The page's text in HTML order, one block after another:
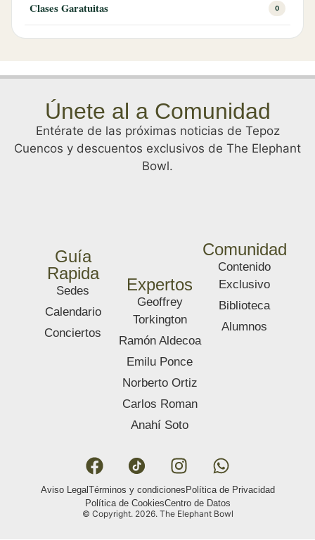
Clases Garatuitas 0
Únete al a Comunidad
Entérate de las próximas noticias de Tepoz
Cuencos y descuentos exclusivos de The Elephant
Bowl.
Guía
Rapida
Sedes
Calendario
Conciertos
Expertos
Geoffrey
Torkington
Ramón Aldecoa
Emilu Ponce
Norberto Ortiz
Carlos Roman
Anahí Soto
Comunidad
Contenido
Exclusivo
Biblioteca
Alumnos
Aviso LegalTérminos y condiciones Política de Privacidad
Política de CookiesCentro de Datos
© Copyright. 2026. The Elephant Bowl